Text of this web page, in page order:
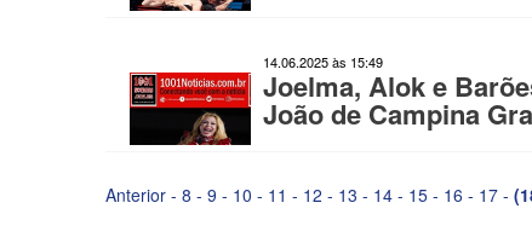
14.06.2025 às 15:49
Joelma, Alok e
João de Campina
Anterior - 8 - 9 - 10 - 11 - 12 - 13 - 14 - 15 - 16 - 17 -